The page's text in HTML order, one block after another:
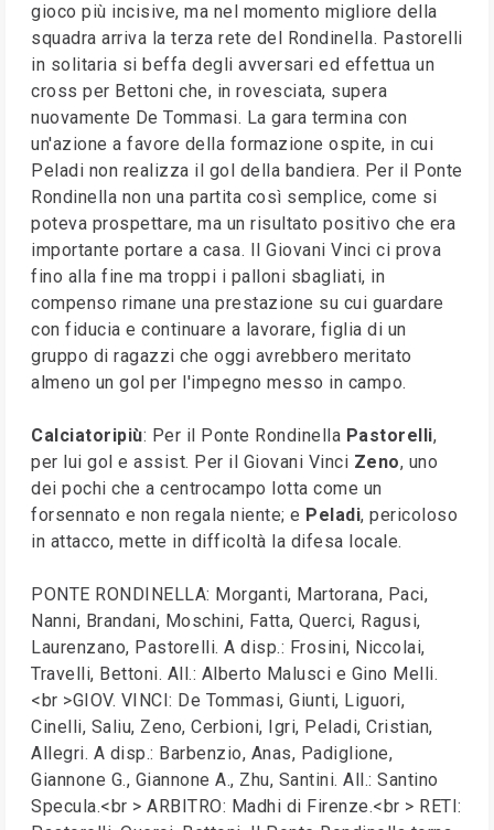
gioco più incisive, ma nel momento migliore della
squadra arriva la terza rete del Rondinella. Pastorelli
in solitaria si beffa degli avversari ed effettua un
cross per Bettoni che, in rovesciata, supera
nuovamente De Tommasi. La gara termina con
un'azione a favore della formazione ospite, in cui
Peladi non realizza il gol della bandiera. Per il Ponte
Rondinella non una partita così semplice, come si
poteva prospettare, ma un risultato positivo che era
importante portare a casa. Il Giovani Vinci ci prova
fino alla fine ma troppi i palloni sbagliati, in
compenso rimane una prestazione su cui guardare
con fiducia e continuare a lavorare, figlia di un
gruppo di ragazzi che oggi avrebbero meritato
almeno un gol per l'impegno messo in campo.
Calciatoripiù: Per il Ponte Rondinella Pastorelli,
per lui gol e assist. Per il Giovani Vinci Zeno, uno
dei pochi che a centrocampo lotta come un
forsennato e non regala niente; e Peladi, pericoloso
in attacco, mette in difficoltà la difesa locale.
PONTE RONDINELLA: Morganti, Martorana, Paci,
Nanni, Brandani, Moschini, Fatta, Querci, Ragusi,
Laurenzano, Pastorelli. A disp.: Frosini, Niccolai,
Travelli, Bettoni. All.: Alberto Malusci e Gino Melli.
<br >GIOV. VINCI: De Tommasi, Giunti, Liguori,
Cinelli, Saliu, Zeno, Cerbioni, Igri, Peladi, Cristian,
Allegri. A disp.: Barbenzio, Anas, Padiglione,
Giannone G., Giannone A., Zhu, Santini. All.: Santino
Specula.<br > ARBITRO: Madhi di Firenze.<br > RETI: